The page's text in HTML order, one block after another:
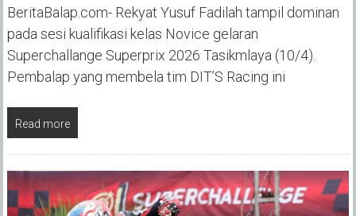
BeritaBalap.com- Rekyat Yusuf Fadilah tampil dominan
pada sesi kualifikasi kelas Novice gelaran
Superchallange Superprix 2026 Tasikmlaya (10/4).
Pembalap yang membela tim DIT’S Racing ini
Read more